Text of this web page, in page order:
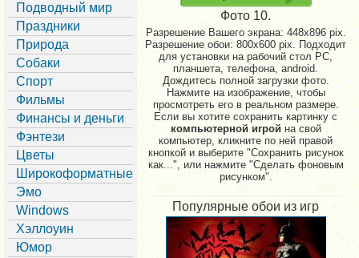
Подводный мир
Праздники
Природа
Собаки
Спорт
Фильмы
Финансы и деньги
Фэнтези
Цветы
Широкоформатные
Эмо
Windows
Хэллоуин
Юмор
Фото 10.
Разрешение Вашего экрана: 448x896 pix.
Разрешение обои: 800x600 pix. Подходит
для установки на рабочий стол PC,
планшета, телефона, android.
Дождитесь полной загрузки фото.
Нажмите на изображение, чтобы
просмотреть его в реальном размере.
Если вы хотите сохранить картинку с
компьютерной игрой на свой
компьютер, кликните по ней правой
кнопкой и выберите "Сохранить рисунок
как...", или нажмите "Сделать фоновым
рисунком".
Популярные обои из игр